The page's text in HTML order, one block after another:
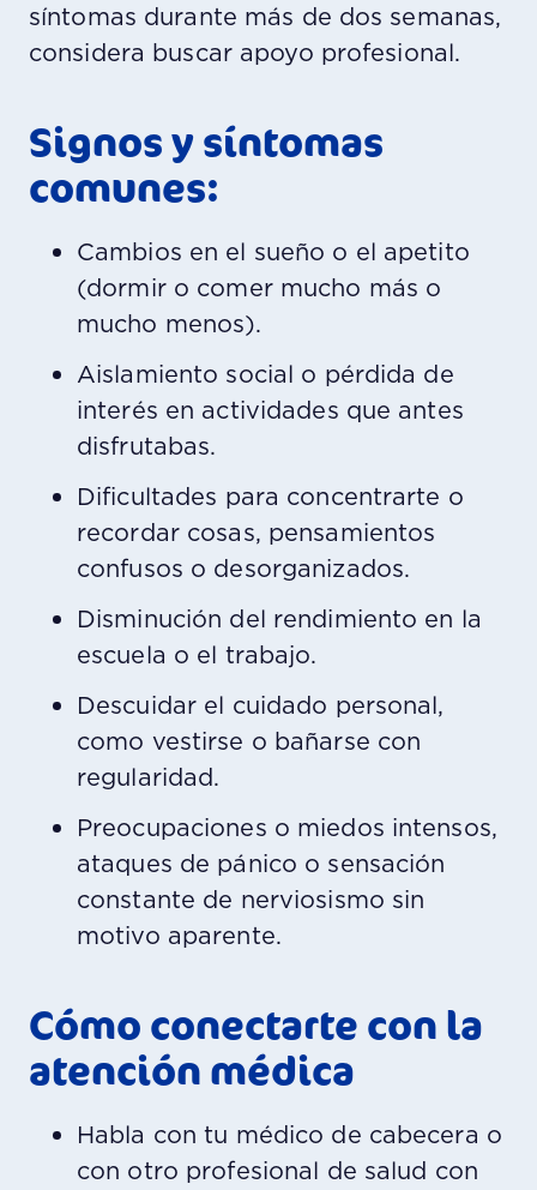
síntomas durante más de dos semanas,
considera buscar apoyo profesional.
Signos y síntomas
comunes:
Cambios en el sueño o el apetito
(dormir o comer mucho más o
mucho menos).
Aislamiento social o pérdida de
interés en actividades que antes
disfrutabas.
Dificultades para concentrarte o
recordar cosas, pensamientos
confusos o desorganizados.
Disminución del rendimiento en la
escuela o el trabajo.
Descuidar el cuidado personal,
como vestirse o bañarse con
regularidad.
Preocupaciones o miedos intensos,
ataques de pánico o sensación
constante de nerviosismo sin
motivo aparente.
Cómo conectarte con la
atención médica
Habla con tu médico de cabecera o
con otro profesional de salud con